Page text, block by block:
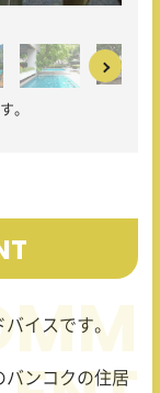
。
バイスです。
バンコクの住居